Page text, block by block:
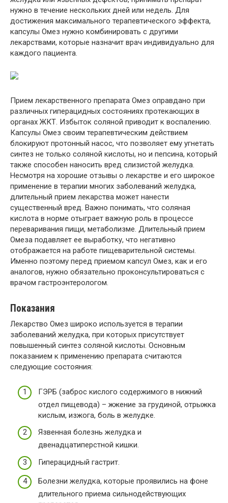
нужно в течение нескольких дней или недель. Для
достижения максимального терапевтического эффекта,
капсулы Омез нужно комбинировать с другими
лекарствами, которые назначит врач индивидуально для
каждого пациента.
Прием лекарственного препарата Омез оправдано при
различных гиперацидных состояниях протекающих в
органах ЖКТ. Избыток соляной приводит к воспалению.
Капсулы Омез своим терапевтическим действием
блокируют протонный насос, что позволяет ему угнетать
синтез не только соляной кислоты, но и пепсина, который
также способен наносить вред слизистой желудка.
Несмотря на хорошие отзывы о лекарстве и его широкое
применение в терапии многих заболеваний желудка,
длительный прием лекарства может нанести
существенный вред. Важно понимать, что соляная
кислота в норме отыграет важную роль в процессе
переваривания пищи, метаболизме. Длительный прием
Омеза подавляет ее выработку, что негативно
отображается на работе пищеварительной системы.
Именно поэтому перед приемом капсул Омез, как и его
аналогов, нужно обязательно проконсультироваться с
врачом гастроэнтерологом.
Показания
Лекарство Омез широко используется в терапии
заболеваний желудка, при которых присутствует
повышенный синтез соляной кислоты. Основным
показанием к применению препарата считаются
следующие состояния:
ГЭРБ (заброс кислого содержимого в нижний
отдел пищевода) – жжение за грудиной, отрыжка
кислым, изжога, боль в желудке.
Язвенная болезнь желудка и
двенадцатиперстной кишки.
Гиперацидный гастрит.
Болезни желудка, которые проявились на фоне
длительного приема сильнодействующих